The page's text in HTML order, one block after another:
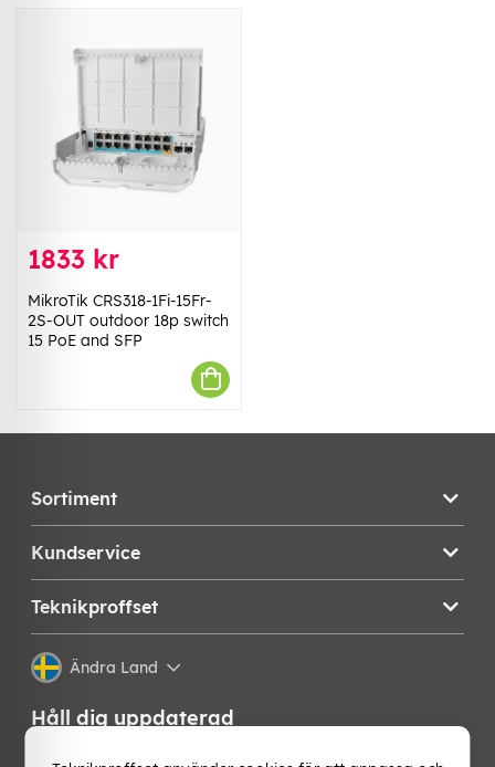
1833 kr
MikroTik CRS318-1Fi-15Fr-
2S-OUT outdoor 18p switch
15 PoE and SFP
Sortiment
Kundservice
Teknikproffset
Ändra Land
Håll dig uppdaterad
Få de senaste nyheterna, hetaste erbjudandena och